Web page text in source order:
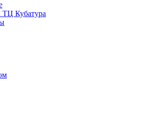
Кубатура